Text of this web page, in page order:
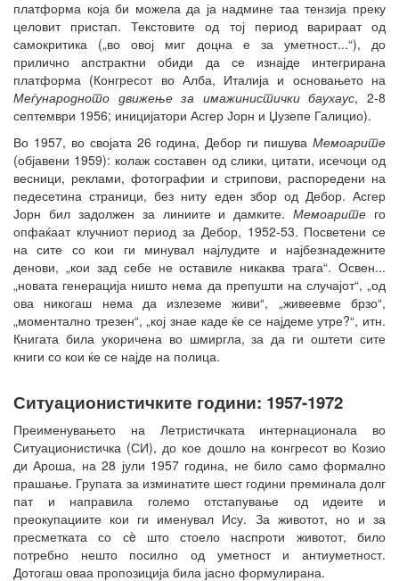
платформа која би можела да ја надмине таа тензија преку
целовит пристап. Текстовите од тој период варираат од
самокритика („во овој миг доцна е за уметност...“), до
прилично апстрактни обиди да се изнајде интегрирана
платформа (Конгресот во Алба, Италија и основањето на
Меѓународното движење за имажинистички баухаус, 2-8
септември 1956; иницијатори Асгер Јорн и Џузепе Галицио).
Во 1957, во својата 26 година, Дебор ги пишува Мемоарите
(објавени 1959): колаж составен од слики, цитати, исечоци од
весници, реклами, фотографии и стрипови, распоредени на
педесетина страници, без ниту еден збор од Дебор. Асгер
Јорн бил задолжен за линиите и дамките.Мемоарите го
опфаќаат клучниот период за Дебор, 1952-53. Посветени се
на сите со кои ги минувал најлудите и најбезнадежните
денови, „кои зад себе не оставиле никаква трага“. Освен...
„новата генерација ништо нема да препушти на случајот“, „од
ова никогаш нема да излеземе живи“, „живеевме брзо“,
„моментално трезен“, „кој знае каде ќе се најдеме утре?“, итн.
Книгата била укоричена во шмиргла, за да ги оштети сите
книги со кои ќе се најде на полица.
Ситуационистичките години: 1957-1972
Преименувањето на Летристичката интернационала во
Ситуационистичка (СИ), до кое дошло на конгресот во Козио
ди Ароша, на 28 јули 1957 година, не било само формално
прашање. Групата за изминатите шест години преминала долг
пат и направила големо отстапување од идеите и
преокупациите кои ги именувал Ису. За животот, но и за
пресметката со сè што стоело наспроти животот, било
потребно нешто посилно од уметност и антиуметност.
Дотогаш оваа пропозиција била јасно формулирана.